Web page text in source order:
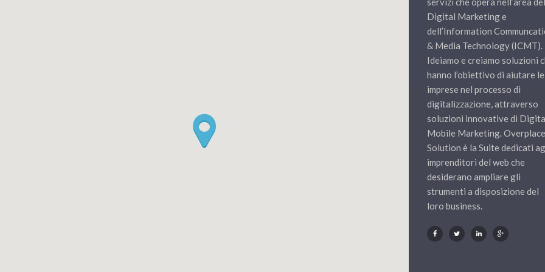
Digital Marketing e
dell’Information
& Media Technology (ICMT).
Ideiamo e creiamo soluzioni
hanno l’obiettivo di aiutare le
imprese nel processo di
digitalizzazione, attraverso
soluzioni innovative di
Mobile Marketing. Overplace
Solution è la Suite dedicati
imprenditori del web che
desiderano ampliare gli
strumenti a disposizione del
loro business.